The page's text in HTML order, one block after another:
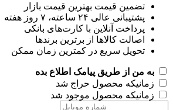
تضمین قیمت بهترین قیمت بازار
پشتیبانی عالی ۲۴ ساعته، ۷ روز هفته
پرداخت آنلاین با کارت‌های بانکی
اصالت کالاها از برترین برندها
تحویل سریع در کمترین زمان ممکن
به من از طریق پیامک اطلاع بده
زمانیکه محصول حراج شد
زمانیکه محصول موجود شد